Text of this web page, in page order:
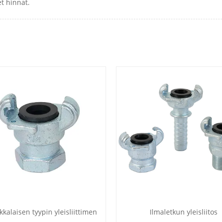
hinnat.
tyypin yleisliittimen
Ilmaletkun yleisliitos